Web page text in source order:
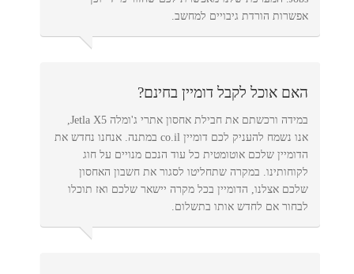
אפשרות הורדת גיבויים למחשב.
האם אוכל לקבל דומיין בחינם?
במידה ורכשתם את חבילת אחסון אתרי ג'ומלה Jetla X5,
אנו נשמח להעניק לכם דומיין co.il במתנה. אנחנו נחדש את
הדומיין שלכם אוטומטית כל עוד הנכם מנויים על חוג
לקוחותינו. במקרה שתחליטו לסגור את חשבון האחסון
שלכם אצלנו, הדומיין בכל מקרה יישאר שלכם ואז תוכלו
לבחור אם לחדש אותו בתשלום.